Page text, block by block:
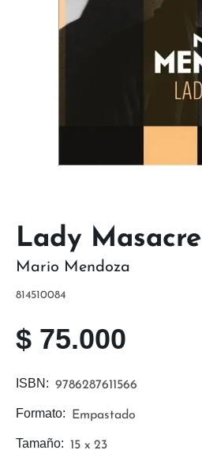
Tamaño: 15 x 23
Formato: Empastado
ISBN: 9786287611566
$ 75.000
814510084
Mario Mendoza
Lady Masacre